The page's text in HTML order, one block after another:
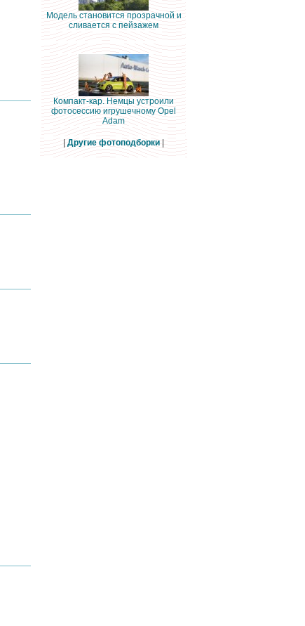
Модель становится прозрачной и
сливается с пейзажем
Компакт-кар. Немцы устроили
фотосессию игрушечному Opel
Adam
Другие фотоподборки